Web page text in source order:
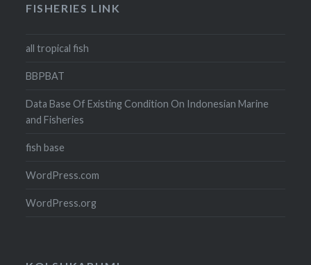
FISHERIES LINK
all tropical fish
BBPBAT
Data Base Of Existing Condition On Indonesian Marine
and Fisheries
fish base
WordPress.com
WordPress.org